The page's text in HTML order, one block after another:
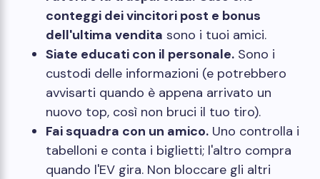
conteggi dei vincitori post e bonus
dell'ultima vendita sono i tuoi amici.
Siate educati con il personale. Sono i
custodi delle informazioni (e potrebbero
avvisarti quando è appena arrivato un
nuovo top, così non bruci il tuo tiro).
Fai squadra con un amico. Uno controlla i
tabelloni e conta i biglietti; l'altro compra
quando l'EV gira. Non bloccare gli altri